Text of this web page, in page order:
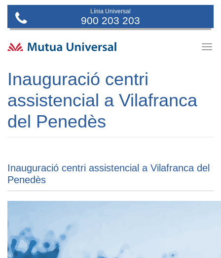
Línia Universal
900 203 203
Inauguració centri
assistencial a Vilafranca
del Penedès
Inauguració centri assistencial a Vilafranca del
Penedès